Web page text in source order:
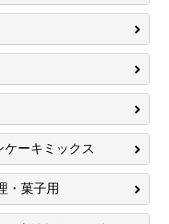
ケーキミックス
・菓子用